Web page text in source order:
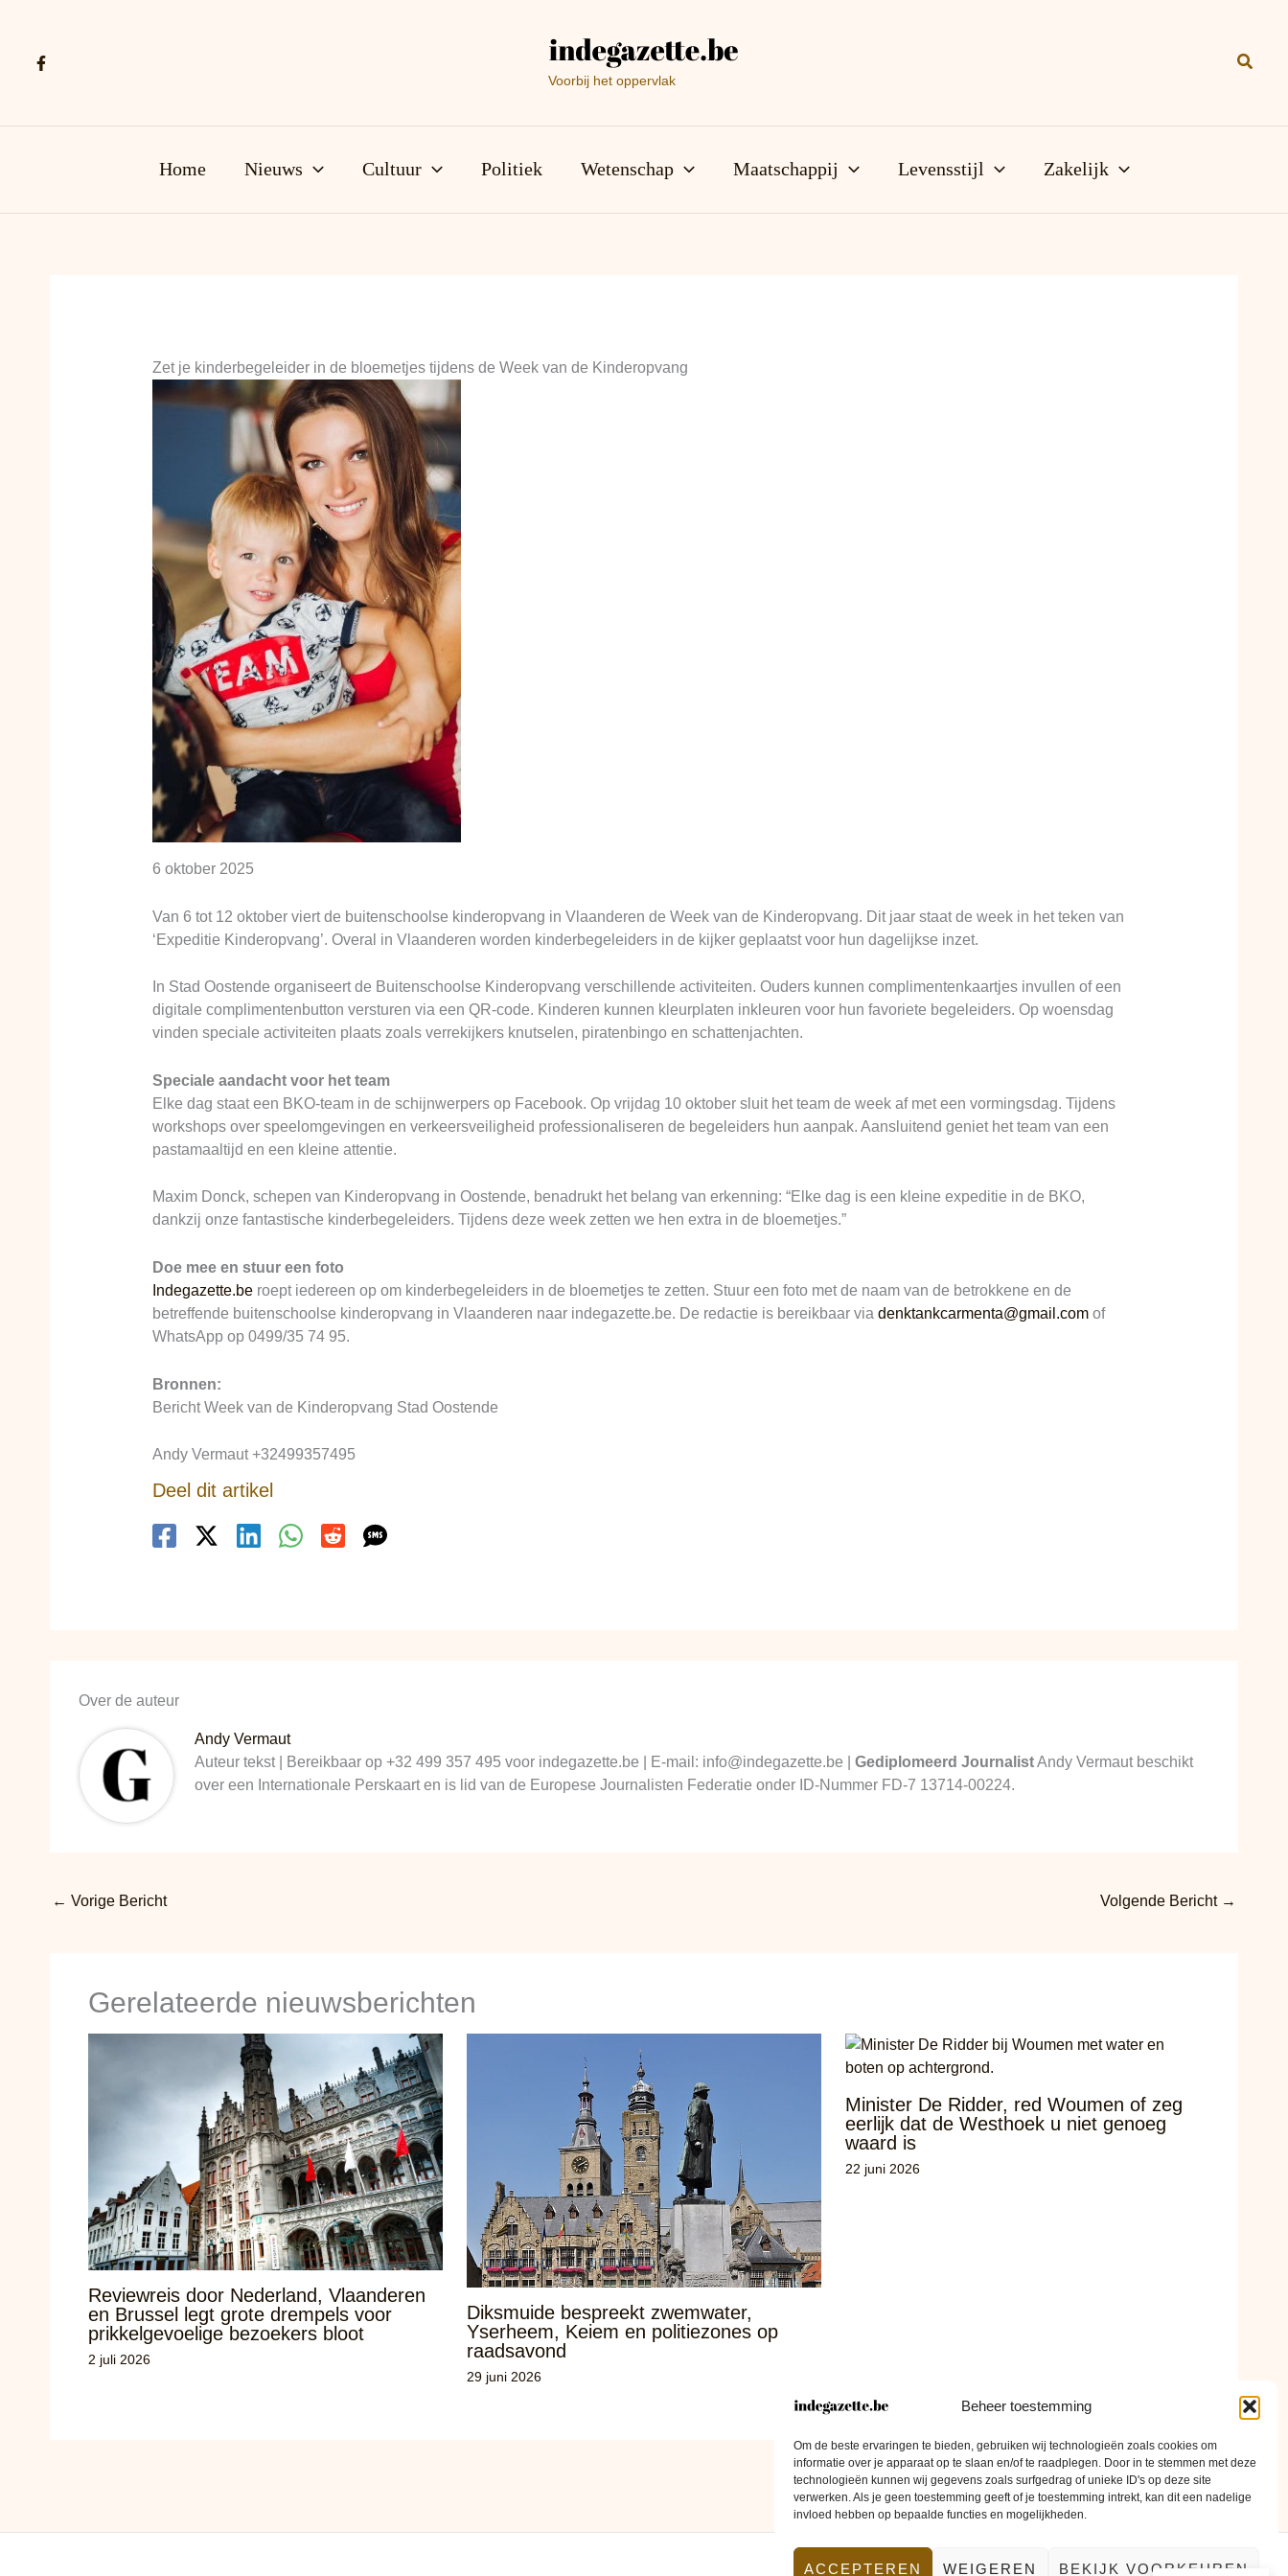
Beheer toestemming
Om de beste ervaringen te bieden, gebruiken wij technologieën zoals cookies om
informatie over je apparaat op te slaan en/of te raadplegen. Door in te stemmen met deze
technologieën kunnen wij gegevens zoals surfgedrag of unieke ID's op deze site
verwerken. Als je geen toestemming geeft of je toestemming intrekt, kan dit een nadelige
invloed hebben op bepaalde functies en mogelijkheden.
ACCEPTEREN WEIGEREN BEKIJK VOORKEUREN
Voorbij het oppervlak
Home Nieuws Cultuur Politiek Wetenschap Maatschappij Levensstijl Zakelijk
Zet je kinderbegeleider in de bloemetjes tijdens de Week van de Kinderopvang
6 oktober 2025
Van 6 tot 12 oktober viert de buitenschoolse kinderopvang in Vlaanderen de Week van de Kinderopvang. Dit jaar staat de week in het teken van
‘Expeditie Kinderopvang’. Overal in Vlaanderen worden kinderbegeleiders in de kijker geplaatst voor hun dagelijkse inzet.
In Stad Oostende organiseert de Buitenschoolse Kinderopvang verschillende activiteiten. Ouders kunnen complimentenkaartjes invullen of een
digitale complimentenbutton versturen via een QR-code. Kinderen kunnen kleurplaten inkleuren voor hun favoriete begeleiders. Op woensdag
vinden speciale activiteiten plaats zoals verrekijkers knutselen, piratenbingo en schattenjachten.
Speciale aandacht voor het team
Elke dag staat een BKO-team in de schijnwerpers op Facebook. Op vrijdag 10 oktober sluit het team de week af met een vormingsdag. Tijdens
workshops over speelomgevingen en verkeersveiligheid professionaliseren de begeleiders hun aanpak. Aansluitend geniet het team van een
pastamaaltijd en een kleine attentie.
Maxim Donck, schepen van Kinderopvang in Oostende, benadrukt het belang van erkenning: “Elke dag is een kleine expeditie in de BKO,
dankzij onze fantastische kinderbegeleiders. Tijdens deze week zetten we hen extra in de bloemetjes.”
Doe mee en stuur een foto
Indegazette.beroept iedereen op om kinderbegeleiders in de bloemetjes te zetten. Stuur een foto met de naam van de betrokkene en de
betreffende buitenschoolse kinderopvang in Vlaanderen naar indegazette.be. De redactie is bereikbaar via denktankcarmenta@gmail.comof
WhatsApp op 0499/35 74 95.
Bronnen:
Bericht Week van de Kinderopvang Stad Oostende
Andy Vermaut +32499357495
Deel dit artikel
Over de auteur
Andy Vermaut
Auteur tekst | Bereikbaar op +32 499 357 495 voor indegazette.be | E-mail: info@indegazette.be |Gediplomeerd JournalistAndy Vermaut beschikt
over een Internationale Perskaart en is lid van de Europese Journalisten Federatie onder ID-Nummer FD-7 13714-00224.
← Vorige Bericht Volgende Bericht →
Gerelateerde nieuwsberichten
Reviewreis door Nederland, Vlaanderen
en Brussel legt grote drempels voor
prikkelgevoelige bezoekers bloot
2 juli 2026
Diksmuide bespreekt zwemwater,
Yserheem, Keiem en politiezones op
raadsavond
29 juni 2026
Minister De Ridder, red Woumen of zeg
eerlijk dat de Westhoek u niet genoeg
waard is
22 juni 2026